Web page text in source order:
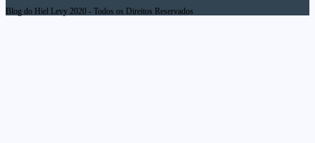
Blog do Hiel Levy 2020 - Todos os Direitos Reservados